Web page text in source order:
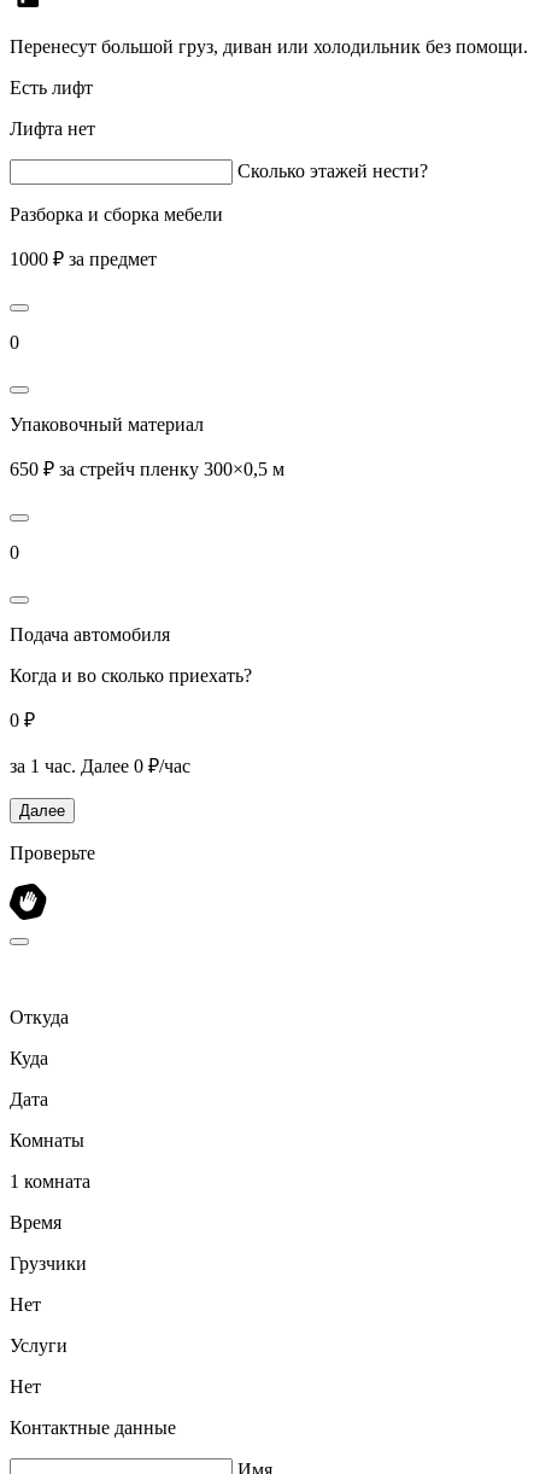
Перенесут большой груз, диван или холодильник без помощи.
Есть лифт
Лифта нет
Сколько этажей нести?
Разборка и сборка мебели
1000 ₽ за предмет
0
Упаковочный материал
650 ₽ за стрейч пленку 300×0,5 м
0
Подача автомобиля
Когда и во сколько приехать?
0 ₽
за 1 час. Далее 0 ₽/час
Далее
Проверьте
Откуда
Куда
Дата
Комнаты
1 комната
Время
Грузчики
Нет
Услуги
Нет
Контактные данные
Имя